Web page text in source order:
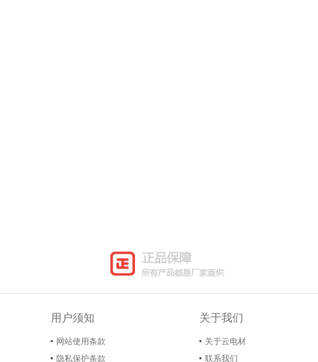
用户须知
网站使用条款
隐私保护条款
关于我们
关于云电材
联系我们